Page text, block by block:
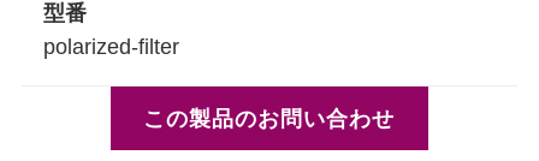
型番
polarized-filter
この製品のお問い合わせ